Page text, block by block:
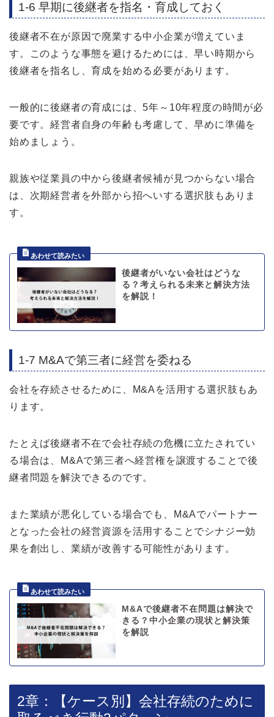
1-6 早期に後継者を指名・育成しておく
後継者不在が原因で廃業する中小企業が増えていま
す。このような事態を避けるためには、早い時期から
後継者を指名し、育成を始める必要があります。
一般的に後継者の育成には、5年～10年程度の時間が必
要です。経営者自身の年齢も考慮して、早めに準備を
始めましょう。
親族や従業員の中から後継者候補が見つからない場合
は、次期経営者を外部から招へいする選択肢もありま
す。
後継者がいない会社はどうな
る？考えられる未来と解決方法
を解説！
1-7 M&Aで第三者に経営を委ねる
会社を存続させるために、M&Aを活用する選択肢もあ
ります。
たとえば後継者不在で会社存続の危機に立たされてい
る場合は、M&Aで第三者へ経営権を譲渡することで後
継者問題を解決できるのです。
また業績が悪化している場合でも、M&Aでパートナー
となった会社の経営資源を活用することでシナジー効
果を創出し、業績が改善する可能性があります。
M&Aで後継者不在問題は解決で
きる？中小企業の現状と解決策
を解説
2章：【ケース別】会社存続のために